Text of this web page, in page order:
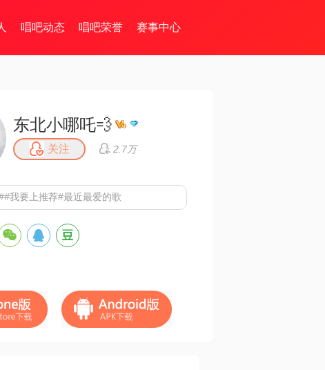
唱吧动态 唱吧荣誉 赛事中心
东北小哪吒💨
关注 2.7万
我要上推荐#最近最爱的歌